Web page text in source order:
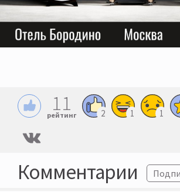
11
рейтинг 2 1 1
Комментарии